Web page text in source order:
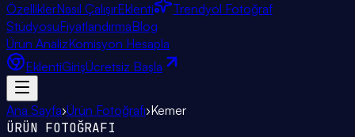
ÖzelliklerNasıl ÇalışırEklenti
Trendyol Fotoğraf
StüdyosuFiyatlandırmaBlog
Ürün AnalizKomisyon Hesapla
EklentiGirişÜcretsiz Başla
Ana Sayfa›Ürün Fotoğrafı›Kemer
ÜRÜN FOTOĞRAFI